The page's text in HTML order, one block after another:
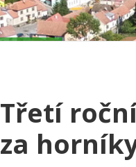
Třetí
za